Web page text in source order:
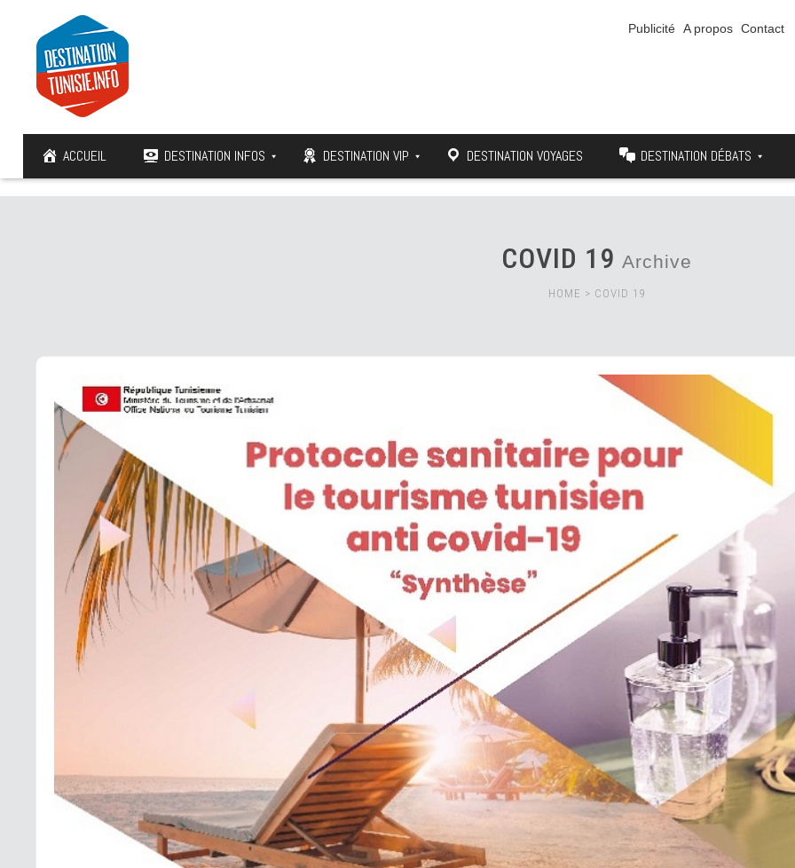
Publicité A propos Contact
ACCUEIL DESTINATION INFOS DESTINATION VIP DESTINATION VOYAGES DESTINATION DÉBATS
COVID 19 Archive
HOME > COVID 19